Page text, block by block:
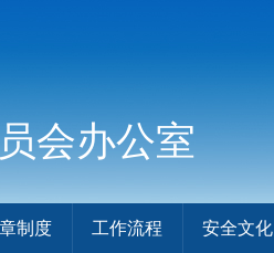
会办公室
制度 工作流程 安全文化